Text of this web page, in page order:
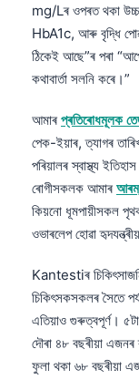
mg/Lৰ ওপৰত থকা
HbA1c, আৰু বৃদ্ধি
ঠিকেই আছে”ৰ পৰা
কথাবাৰ্তা সলনি কৰে।”
আমাৰ প্ৰতিৰোধমূলক
পেক-ইয়াৰ, ত্যাগৰ
পৰিয়ালৰ স্বাস্থ্য
ৰোগীসকলক আমাৰ
কিয়নো ধূমপায়ীসকল
ওভাৰলেপ হোৱা
Kantestiৰ
চিকিৎসকসকলৰ সৈতে
এতিয়াও গুৰুত্বপূৰ্ণ।
দৌৰা ৪৮ বছৰীয়া
ফুলা থকা ৬৮ বছৰীয়া